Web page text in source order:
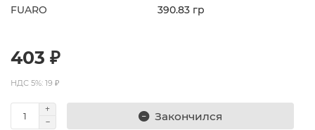
FUARO 390.83 гр
403 ₽
НДС 5%: 19 ₽
Закончился